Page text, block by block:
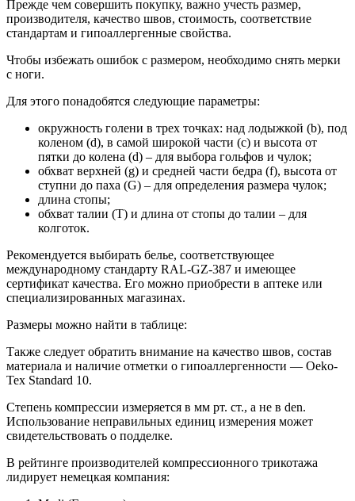
Прежде чем совершить покупку, важно учесть размер,
производителя, качество швов, стоимость, соответствие
стандартам и гипоаллергенные свойства.
Чтобы избежать ошибок с размером, необходимо снять мерки
с ноги.
Для этого понадобятся следующие параметры:
окружность голени в трех точках: над лодыжкой (b), под
коленом (d), в самой широкой части (c) и высота от
пятки до колена (d) – для выбора гольфов и чулок;
обхват верхней (g) и средней части бедра (f), высота от
ступни до паха (G) – для определения размера чулок;
длина стопы;
обхват талии (T) и длина от стопы до талии – для
колготок.
Рекомендуется выбирать белье, соответствующее
международному стандарту RAL-GZ-387 и имеющее
сертификат качества. Его можно приобрести в аптеке или
специализированных магазинах.
Размеры можно найти в таблице:
Также следует обратить внимание на качество швов, состав
материала и наличие отметки о гипоаллергенности — Oeko-
Tex Standard 10.
Степень компрессии измеряется в мм рт. ст., а не в den.
Использование неправильных единиц измерения может
свидетельствовать о подделке.
В рейтинге производителей компрессионного трикотажа
лидирует немецкая компания: